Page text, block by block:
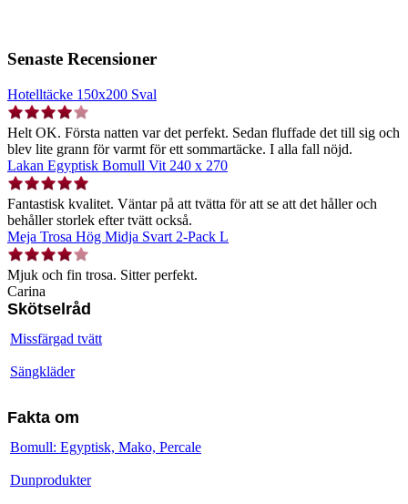
Senaste Recensioner
Hotelltäcke 150x200 Sval
Helt OK. Första natten var det perfekt. Sedan fluffade det till sig och
blev lite grann för varmt för ett sommartäcke. I alla fall nöjd.
Lakan Egyptisk Bomull Vit 240 x 270
Fantastisk kvalitet. Väntar på att tvätta för att se att det håller och
behåller storlek efter tvätt också.
Meja Trosa Hög Midja Svart 2-Pack L
Mjuk och fin trosa. Sitter perfekt.
Carina
Skötselråd
Missfärgad tvätt
Sängkläder
Fakta om
Bomull: Egyptisk, Mako, Percale
Dunprodukter